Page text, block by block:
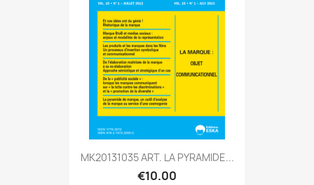
MK20131035 ART. LA PYRAMIDE...
€10.00